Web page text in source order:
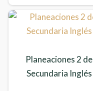
Planeaciones 2 de
Secundaria Inglés